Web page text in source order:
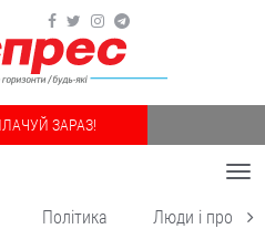
ЗАРАЗ!
Політика Люди і